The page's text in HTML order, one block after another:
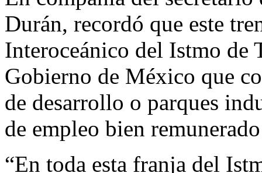
Durán, recordó que este
Interoceánico del Istmo de
Gobierno de México que
de desarrollo o parques
de empleo bien
“En toda esta franja del